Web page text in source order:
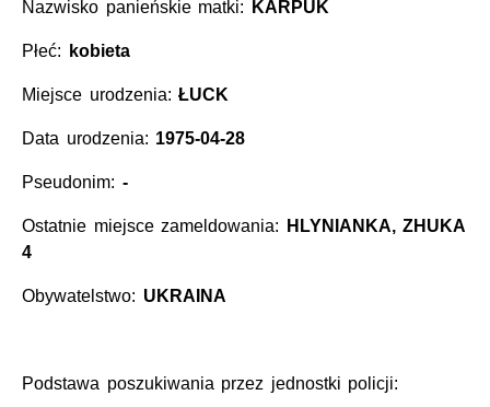
Nazwisko panieńskie matki: KARPUK
Płeć: kobieta
Miejsce urodzenia:ŁUCK
Data urodzenia: 1975-04-28
Pseudonim: -
Ostatnie miejsce zameldowania:
HLYNIANKA, ZHUKA
4
Obywatelstwo: UKRAINA
Podstawa poszukiwania przez jednostki policji: